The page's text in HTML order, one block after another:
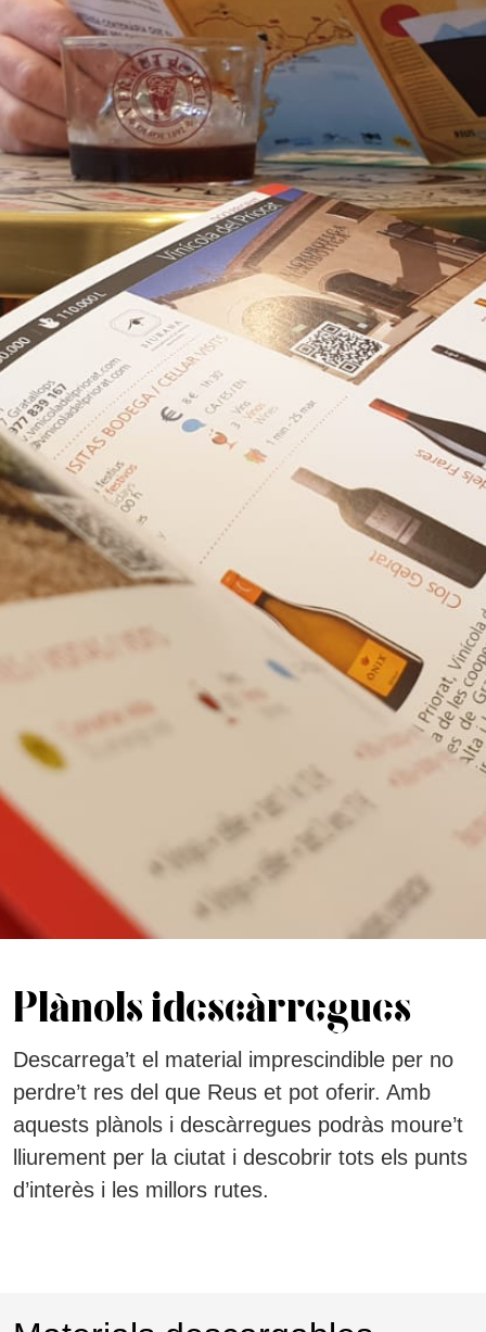
Plànols i descàrregues
Descarrega’t el material imprescindible per no
perdre’t res del que Reus et pot oferir. Amb
aquests plànols i descàrregues podràs moure’t
lliurement per la ciutat i descobrir tots els punts
d’interès i les millors rutes.